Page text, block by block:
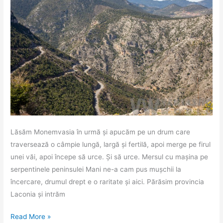
Lăsăm Monemvasia în urmă și apucăm pe un drum care
traversează o câmpie lungă, largă și fertilă, apoi merge pe firul
unei văi, apoi începe să urce. Și să urce. Mersul cu mașina pe
serpentinele peninsulei Mani ne-a cam pus mușchii la
încercare, drumul drept e o raritate și aici. Părăsim provincia
Laconia și intrăm
Jurnal
Read More »